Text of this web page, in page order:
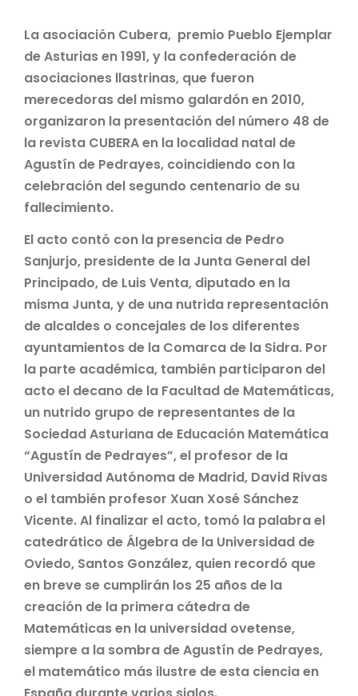
La asociación Cubera, premio Pueblo Ejemplar
de Asturias en 1991, y la confederación de
asociaciones llastrinas, que fueron
merecedoras del mismo galardón en 2010,
organizaron la presentación del número 48 de
la revista CUBERA en la localidad natal de
Agustín de Pedrayes, coincidiendo con la
celebración del segundo centenario de su
fallecimiento.
El acto contó con la presencia de Pedro
Sanjurjo, presidente de la Junta General del
Principado, de Luis Venta, diputado en la
misma Junta, y de una nutrida representación
de alcaldes o concejales de los diferentes
ayuntamientos de la Comarca de la Sidra. Por
la parte académica, también participaron del
acto el decano de la Facultad de Matemáticas,
un nutrido grupo de representantes de la
Sociedad Asturiana de Educación Matemática
“Agustín de Pedrayes”, el profesor de la
Universidad Autónoma de Madrid, David Rivas
o el también profesor Xuan Xosé Sánchez
Vicente. Al finalizar el acto, tomó la palabra el
catedrático de Álgebra de la Universidad de
Oviedo, Santos González, quien recordó que
en breve se cumplirán los 25 años de la
creación de la primera cátedra de
Matemáticas en la universidad ovetense,
siempre a la sombra de Agustín de Pedrayes,
el matemático más ilustre de esta ciencia en